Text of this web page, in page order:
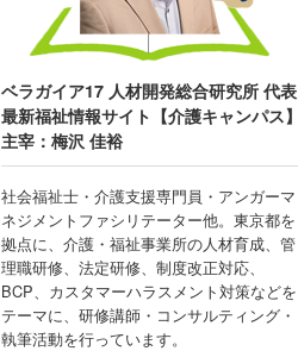
ベラガイア17 人材開発総合研究所 代表
最新福祉情報サイト【介護キャンパス】
主宰：梅沢 佳裕
社会福祉士・介護支援専門員・アンガーマ
ネジメントファシリテーター他。東京都を
拠点に、介護・福祉事業所の人材育成、管
理職研修、法定研修、制度改正対応、
BCP、カスタマーハラスメント対策などを
テーマに、研修講師・コンサルティング・
執筆活動を行っています。